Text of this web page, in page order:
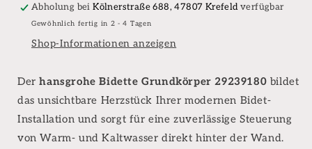
Abholung beiKölnerstraße 688, 47807 Krefeldverfügbar
Gewöhnlich fertig in 2 - 4 Tagen
Shop-Informationen anzeigen
Derhansgrohe Bidette Grundkörper 29239180 bildet
das unsichtbare Herzstück Ihrer modernen Bidet-
Installation und sorgt für eine zuverlässige Steuerung
von Warm- und Kaltwasser direkt hinter der Wand.